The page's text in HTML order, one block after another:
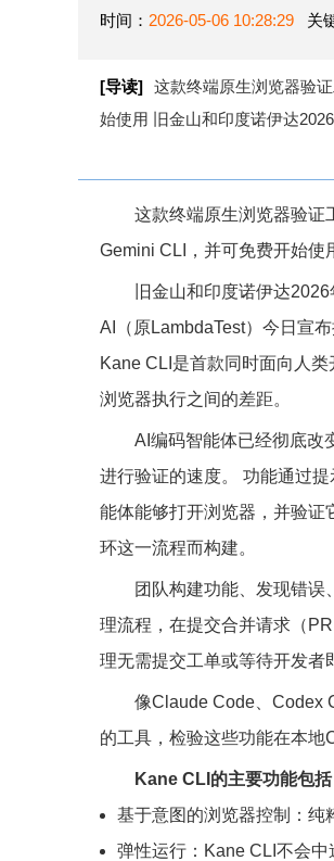
时间： 2026-05-06 10:28:29 关
[导读] 这款终端原生浏览器验
始使用 旧金山和印度诺伊达
这款终端原生浏览器验证
Gemini CLI，并可免费开始使
旧金山和印度诺伊达2026
AI（原LambdaTest）今日宣
Kane CLI是首款同时面向人
浏览器执行之间的差距。
AI编码智能体已经彻底改
进行验证的速度。 功能通过
能体能够打开浏览器，并验证
环这一流程而构建。
团队构建功能、发现错
理流程，在提交合并请求（
理无需提交工单或等待开发者
像Claude Code、Codex
的工具，检验这些功能在本地
Kane CLI的主要功能包括
基于意图的浏览器控制：纯
弹性运行：Kane CLI不会